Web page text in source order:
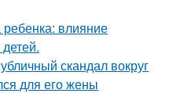
влияние
скандал вокруг
для его жены